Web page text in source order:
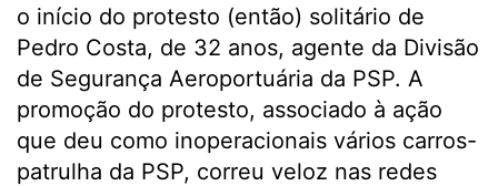
o início do protesto (então) solitário de
Pedro Costa, de 32 anos, agente da Divisão
de Segurança Aeroportuária da PSP. A
promoção do protesto, associado à ação
que deu como inoperacionais vários carros-
patrulha da PSP, correu veloz nas redes